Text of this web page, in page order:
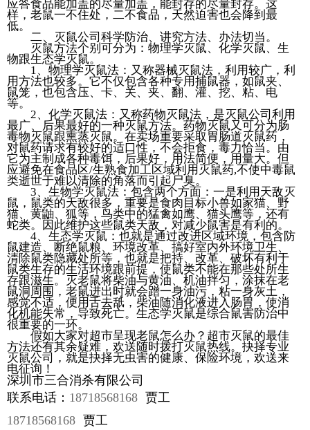
应答食品能加盖的尽量加盖，能封存的尽量封存。这
样，老鼠一不住处，二不食品，天然迫害也会降到最
低。
二、灭鼠公司科学防治、讲究方法、办法切当。
灭鼠方法个别可分为：物理学灭鼠、化学灭鼠、生
物跟生态学灭鼠。
1、物理学灭鼠法：又称器械灭鼠法，利用较广，利
用方法也较多。它不仅包含各种专用捕鼠器，如鼠夹、
鼠笼，也包含压、卡、关、夹、翻、灌、挖、粘、电
等。
2、化学灭鼠法：又称药物灭鼠法，是灭鼠公司利用
最广、后果最好的一种灭鼠方法。药物灭鼠又可分为肠
毒物灭鼠跟熏蒸灭鼠。在卖场重要采取胃肠道灭鼠药，
对鼠药请求有较好的适口性，不会拒食，毒力恰当。由
它为主制成各种毒饵，后果好，用法简便，用量大。但
应避免在食品区/生熟食加工区域利用灭鼠药,不使中毒鼠
类逝世于难以清除的角落而引起尸臭。
3、生物学灭鼠法：包含两个方面：一是利用天敌灭
鼠，鼠类的天敌很多，重要是食肉目标小兽如家猫、野
猫、黄鼬、狐等，鸟类中的猛禽如鹰、猫头鹰等，还有
蛇类。因此维护这些鼠类天敌，对减少鼠害是有利的。
4、生态学灭鼠：也就是通过改进区域环境，包含防
鼠建造、断绝鼠粮、环境改革、搞好室内外环境卫生、
清除鼠类隐藏处所等，也就是把持、改革、破坏有利于
鼠类生存的生活环境跟前提，使鼠类不能在那些处所生
存跟滋生。灭老鼠将柴油与黄油、机油拌匀，涂抹在老
鼠洞周围，老鼠进出时就会蹭一身油污，粘一身灰土，
感觉不适，便用舌去舐，柴油随消化液进入肠胃，使消
化机能失常，导致死亡。生态学灭鼠是综合鼠害防治中
很重要的一环。
假如大家对超市呈现老鼠怎么办？超市灭鼠的最佳
方法还有其余疑难，欢送随时拨打灭鼠热线。抉择专业
灭鼠公司，就是抉择无虫害的健康、保险环境，欢送来
电征询！
深圳市三合消杀有限公司
联系电话： 18718568168 贾工
18718568168 贾工